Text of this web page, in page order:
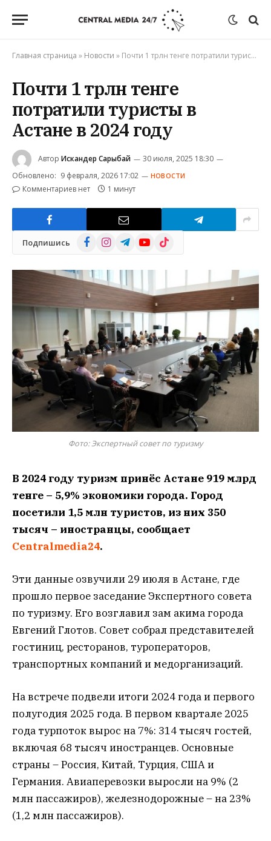
Главная страница » Новости » Почти 1 трлн тенге потратили туристы в Астане в 2024 году
Почти 1 трлн тенге
потратили туристы в
Астане в 2024 году
Автор Искандер Сарыбай
30 июля, 2025 18:30
Обновлено: 9 февраля, 2026 17:02 НОВОСТИ
Комментариев нет 1 минут
Подпишись FacebookInstagramTelegramYouTube
TikTok
Фото: Экспертный совет по туризму
В 2024 году туризм принёс Астане 919 млрд
тенге – 5,9% экономики города. Город
посетили 1,5 млн туристов, из них 350
тысяч – иностранцы, сообщает
Centralmedia24.
Эти данные озвучили 29 июля в Астане, где
прошло первое заседание Экспертного совета
по туризму. Его возглавил зам акима города
Евгений Глотов. Совет собрал представителей
гостиниц, ресторанов, туроператоров,
транспортных компаний и медорганизаций.
На встрече подвели итоги 2024 года и первого
полугодия 2025 года. В первом квартале 2025
года турпоток вырос на 7%: 314 тысяч гостей,
включая 68 тысяч иностранцев. Основные
страны – Россия, Китай, Турция, США и
Германия. Авиаперевозки выросли на 9% (2
млн пассажиров), железнодорожные – на 23%
(1,2 млн пассажиров).